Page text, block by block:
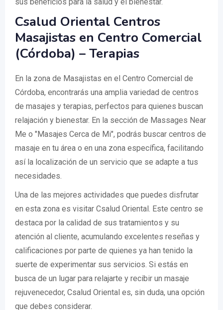
Csalud Oriental Centros
Masajistas en Centro Comercial
(Córdoba) – Terapias
En la zona de Masajistas en el Centro Comercial de
Córdoba, encontrarás una amplia variedad de centros
de masajes y terapias, perfectos para quienes buscan
relajación y bienestar. En la sección de Massages Near
Me o "Masajes Cerca de Mi", podrás buscar centros de
masaje en tu área o en una zona específica, facilitando
así la localización de un servicio que se adapte a tus
necesidades.
Una de las mejores actividades que puedes disfrutar
en esta zona es visitar Csalud Oriental. Este centro se
destaca por la calidad de sus tratamientos y su
atención al cliente, acumulando excelentes reseñas y
calificaciones por parte de quienes ya han tenido la
suerte de experimentar sus servicios. Si estás en
busca de un lugar para relajarte y recibir un masaje
rejuvenecedor, Csalud Oriental es, sin duda, una opción
que debes considerar.